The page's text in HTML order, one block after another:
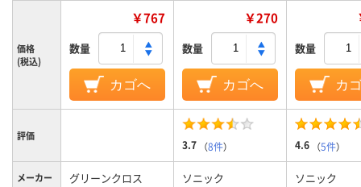
価格
(税込)
￥767
数量
カゴへ
￥270
数量
カゴへ
数量
カ
評価
3.7 （8件） 4.6 （5件）
メーカー グリーンクロス ソニック ソニック